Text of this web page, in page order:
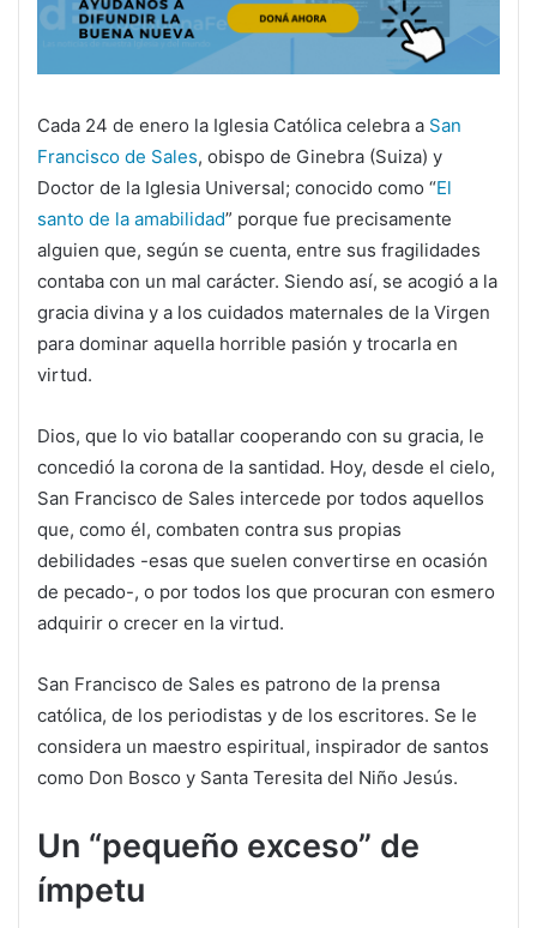
Cada 24 de enero la Iglesia Católica celebra a San
Francisco de Sales, obispo de Ginebra (Suiza) y
Doctor de la Iglesia Universal; conocido como “El
santo de la amabilidad” porque fue precisamente
alguien que, según se cuenta, entre sus fragilidades
contaba con un mal carácter. Siendo así, se acogió a la
gracia divina y a los cuidados maternales de la Virgen
para dominar aquella horrible pasión y trocarla en
virtud.
Dios, que lo vio batallar cooperando con su gracia, le
concedió la corona de la santidad. Hoy, desde el cielo,
San Francisco de Sales intercede por todos aquellos
que, como él, combaten contra sus propias
debilidades -esas que suelen convertirse en ocasión
de pecado-, o por todos los que procuran con esmero
adquirir o crecer en la virtud.
San Francisco de Sales es patrono de la prensa
católica, de los periodistas y de los escritores. Se le
considera un maestro espiritual, inspirador de santos
como Don Bosco y Santa Teresita del Niño Jesús.
Un “pequeño exceso” de
ímpetu